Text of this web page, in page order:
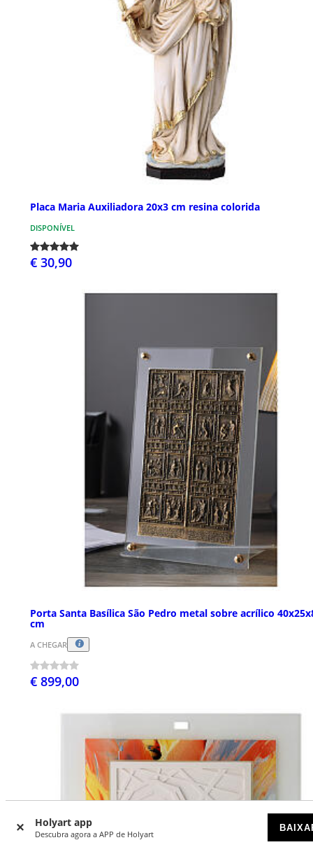
Holyart app
Descubra agora a APP de Holyart
Placa Maria Auxiliadora 20x3 cm resina colorida
DISPONÍVEL
€ 30,90
Porta Santa Basílica São Pedro metal sobre acrílico
cm
A CHEGAR
€ 899,00